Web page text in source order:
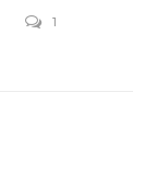
1